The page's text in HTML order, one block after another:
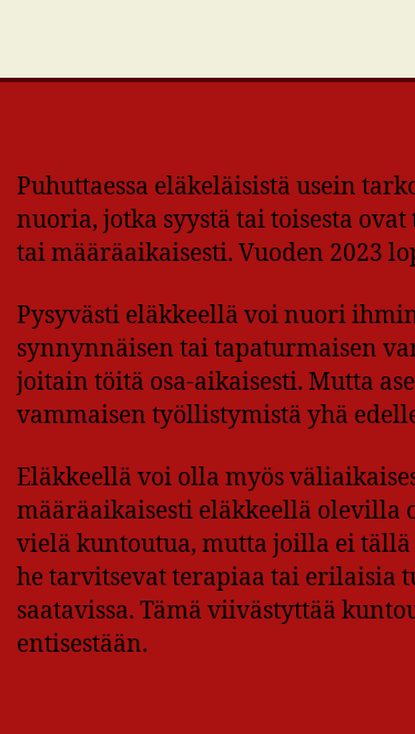
Puhuttaessa eläkeläisistä usein
nuoria, jotka syystä tai toisesta
tai määräaikaisesti. Vuoden 2023
Pysyvästi eläkkeellä voi nuori
synnynnäisen tai tapaturmaisen
joitain töitä osa-aikaisesti. Mutta
vammaisen työllistymistä yhä
Eläkkeellä voi olla myös
määräaikaisesti eläkkeellä olevilla
vielä kuntoutua, mutta joilla ei
he tarvitsevat terapiaa tai
saatavissa. Tämä viivästyttää
entisestään.